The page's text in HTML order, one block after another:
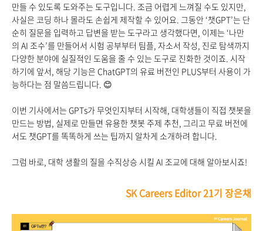
만들 수 있도록 도와주는 도구입니다. 조금 어렵게 느껴질 수도 있지만,
사실은 코딩 하나 몰라도 손쉽게 제작할 수 있어요. 그동안 ‘챗GPT’는 단
순히 질문을 입력하고 답변을 받는 도구라고 생각했다면, 이제는 ‘나만
의 AI 조수’를 만들어서 시험 공부부터 팀플, 자소서 작성, 진로 탐색까지
다양한 분야에 실질적인 도움을 줄 수 있는 도구로 진화한 것이죠. 시작
하기에 앞서, 해당 기능은 ChatGPT의 유료 버전인 PLUS부터 사용이 가
능하다는 점 말씀드립니다. 😊
이번 기사에서는 GPTs가 무엇인지부터 시작해, 대학생들이 직접 챗봇을
만드는 방법, 실제로 만들면 유용한 챗봇 주제 추천, 그리고 무료 버전에
서도 챗GPT를 똑똑하게 쓰는 팁까지 알차게 소개하려 합니다.
그럼 바로, 대학 생활의 질을 수직상승 시킬 AI 조교에 대해 알아보시죠!
SK Careers Editor 21기 장은채